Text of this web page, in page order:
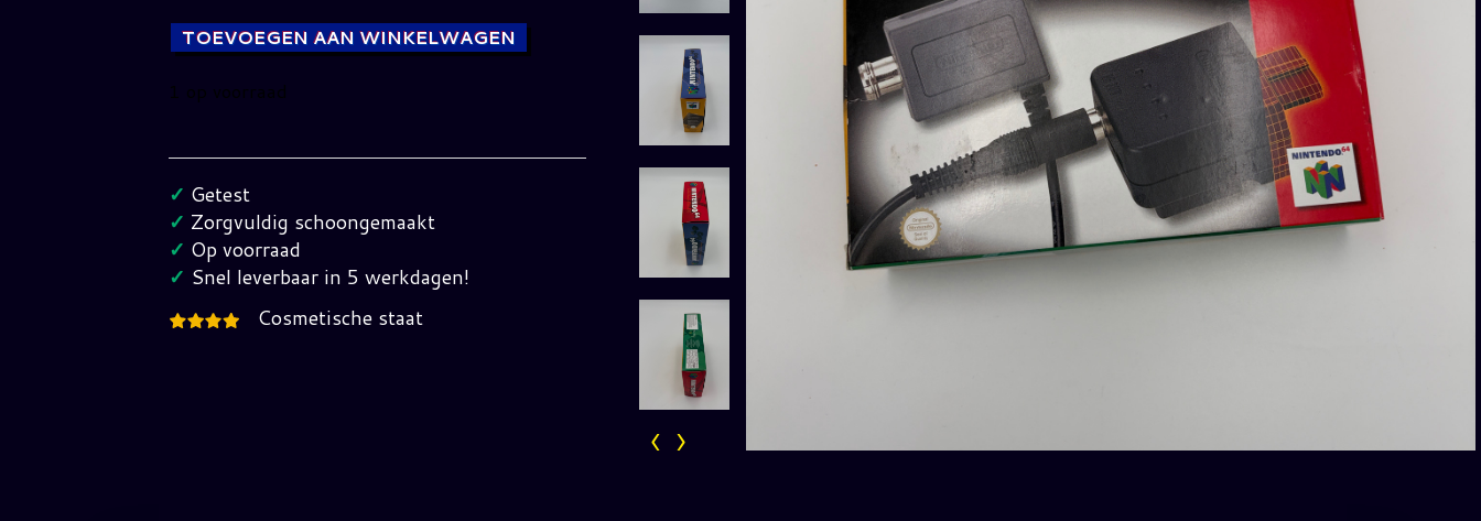
TOEVOEGEN AAN WINKELWAGEN
1 op voorraad
Switch
RF
Modulator
Nintendo
hoeveelheid
✓ Getest
✓ Zorgvuldig schoongemaakt
✓ Op voorraad
✓ Snel leverbaar in 5 werkdagen!
Cosmetische staat